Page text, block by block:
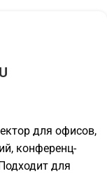
для офисов,
конференц-
для